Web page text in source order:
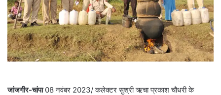
जांजगीर-चांपा08 नवंबर 2023/ कलेक्टर सुश्री ऋचा प्रकाश चौधरी के